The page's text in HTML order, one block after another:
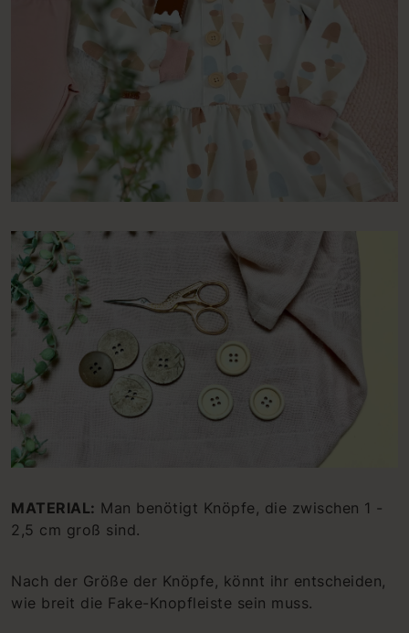
MATERIAL: Man benötigt Knöpfe, die zwischen 1 -
2,5 cm groß sind.
Nach der Größe der Knöpfe, könnt ihr entscheiden,
wie breit die Fake-Knopfleiste sein muss.